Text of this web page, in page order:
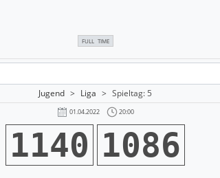
FULL TIME
Jugend > Liga > Spieltag: 5
01.04.2022 20:00
1140 1086